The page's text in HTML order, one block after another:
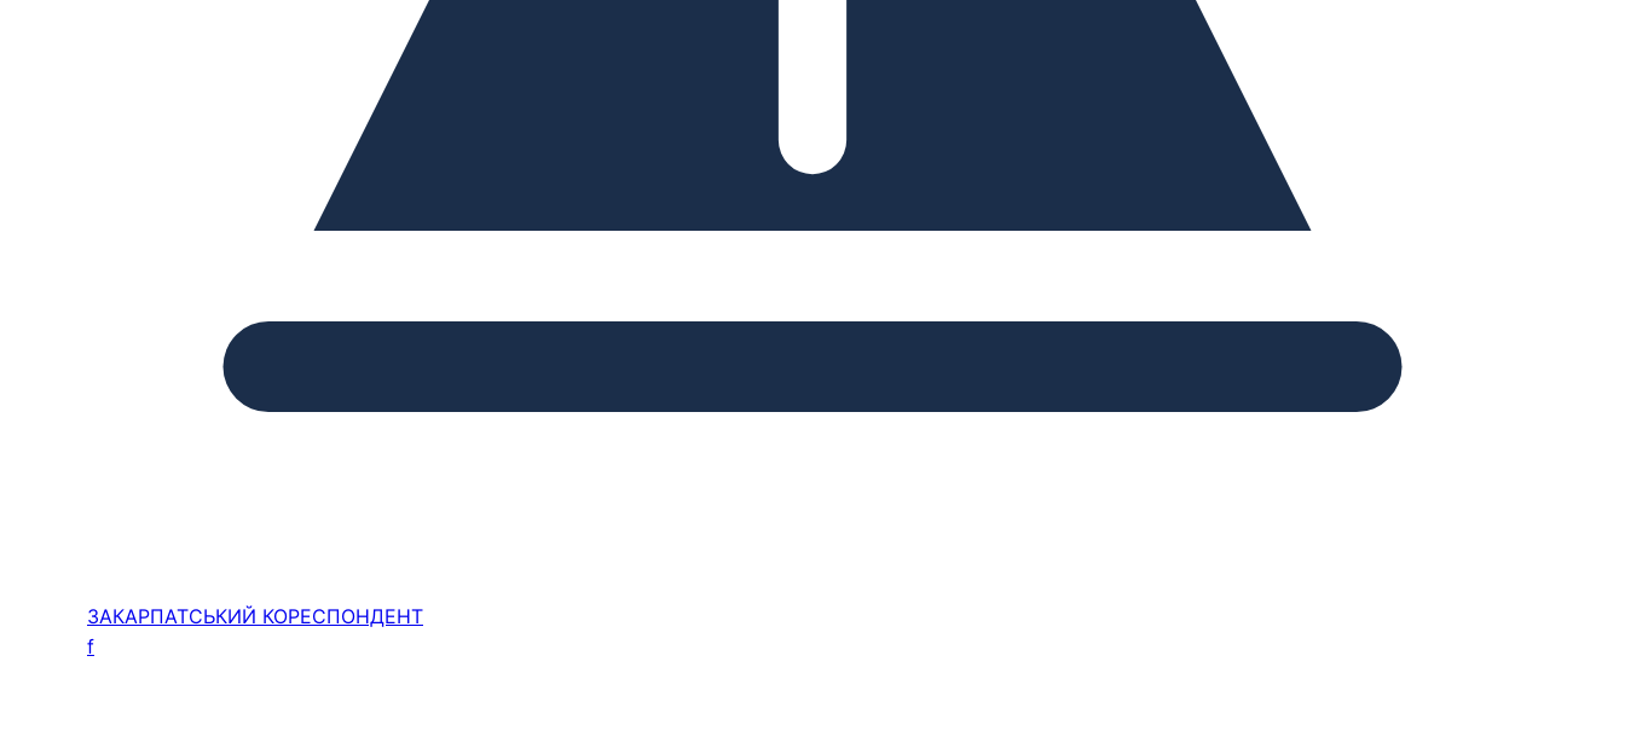
ЗАКАРПАТСЬКИЙ КОРЕСПОНДЕНТ
f